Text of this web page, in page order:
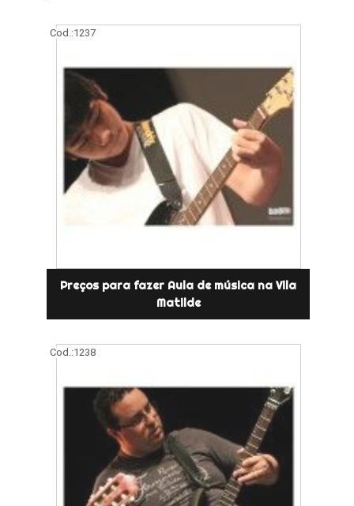
Cod.:1237
Preços para fazer Aula de música na Vila
Matilde
Cod.:1238